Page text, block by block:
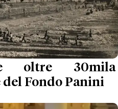
oltre 30mila
Fondo Panini